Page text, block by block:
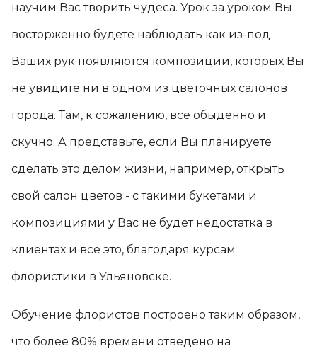
научим Вас творить чудеса. Урок за уроком Вы
восторженно будете наблюдать как из-под
Ваших рук появляются композиции, которых Вы
не увидите ни в одном из цветочных салонов
города. Там, к сожалению, все обыденно и
скучно. А представьте, если Вы планируете
сделать это делом жизни, например, открыть
свой салон цветов - с такими букетами и
композициями у Вас не будет недостатка в
клиентах и все это, благодаря курсам
флористики в Ульяновске.
Обучение флористов построено таким образом,
что более 80% времени отведено на